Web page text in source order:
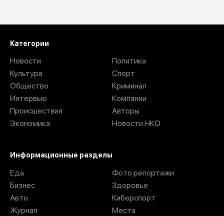
Категории
Новости
Культура
Общество
Интервью
Происшествия
Экономика
Политика
Спорт
Криминал
Компании
Авторы
Новости НКО
Информационные разделы
Еда
Бизнес
Авто
Журнал
Фото репортажи
Здоровье
Киберспорт
Места